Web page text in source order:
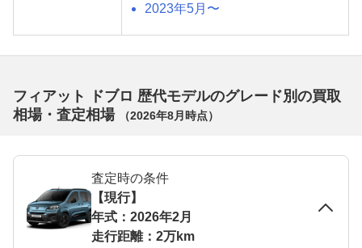
2023年5月〜
フィアット ドブロ 歴代モデルのグレード別の買取
相場・査定相場
（2026年8月 時点）
査定時の条件
【現行】
年式：2026年2月
走行距離：2万km